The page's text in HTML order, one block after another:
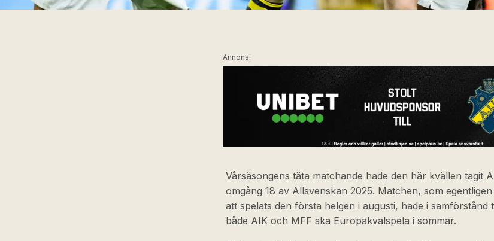
Annons:
Vårsäsongens täta matchande hade den här kvällen tagit
omgång 18 av Allsvenskan 2025. Matchen, som
att spelats den första helgen i augusti, hade i samförstånd
både AIK och MFF ska Europakvalspela i sommar.